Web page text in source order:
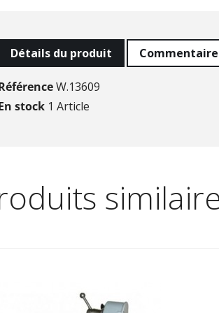
Détails du produit
W.13609
stock 1 Article